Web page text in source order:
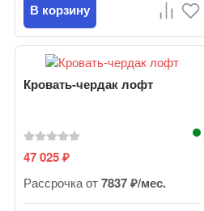
В корзину
Кровать-чердак лофт
47 025₽
Рассрочка от7837 ₽/мес.